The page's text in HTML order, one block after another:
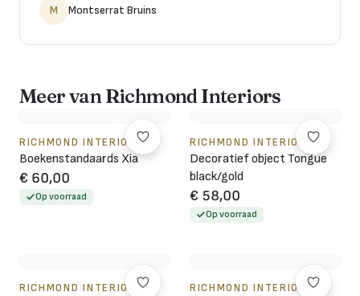
M Montserrat Bruins
Meer van Richmond Interiors
RICHMOND INTERIORS
Boekenstandaards Xia
€ 60,00
Op voorraad
RICHMOND INTERIORS
Decoratief object Tongue
black/gold
€ 58,00
Op voorraad
RICHMOND INTERIORS RICHMOND INTERIORS